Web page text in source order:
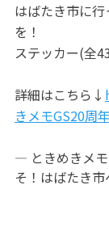
はばたき市に
を！
ステッカー(全
詳細はこちら↓
きメモGS20周年
— ときめきメモ
そ！はばたき